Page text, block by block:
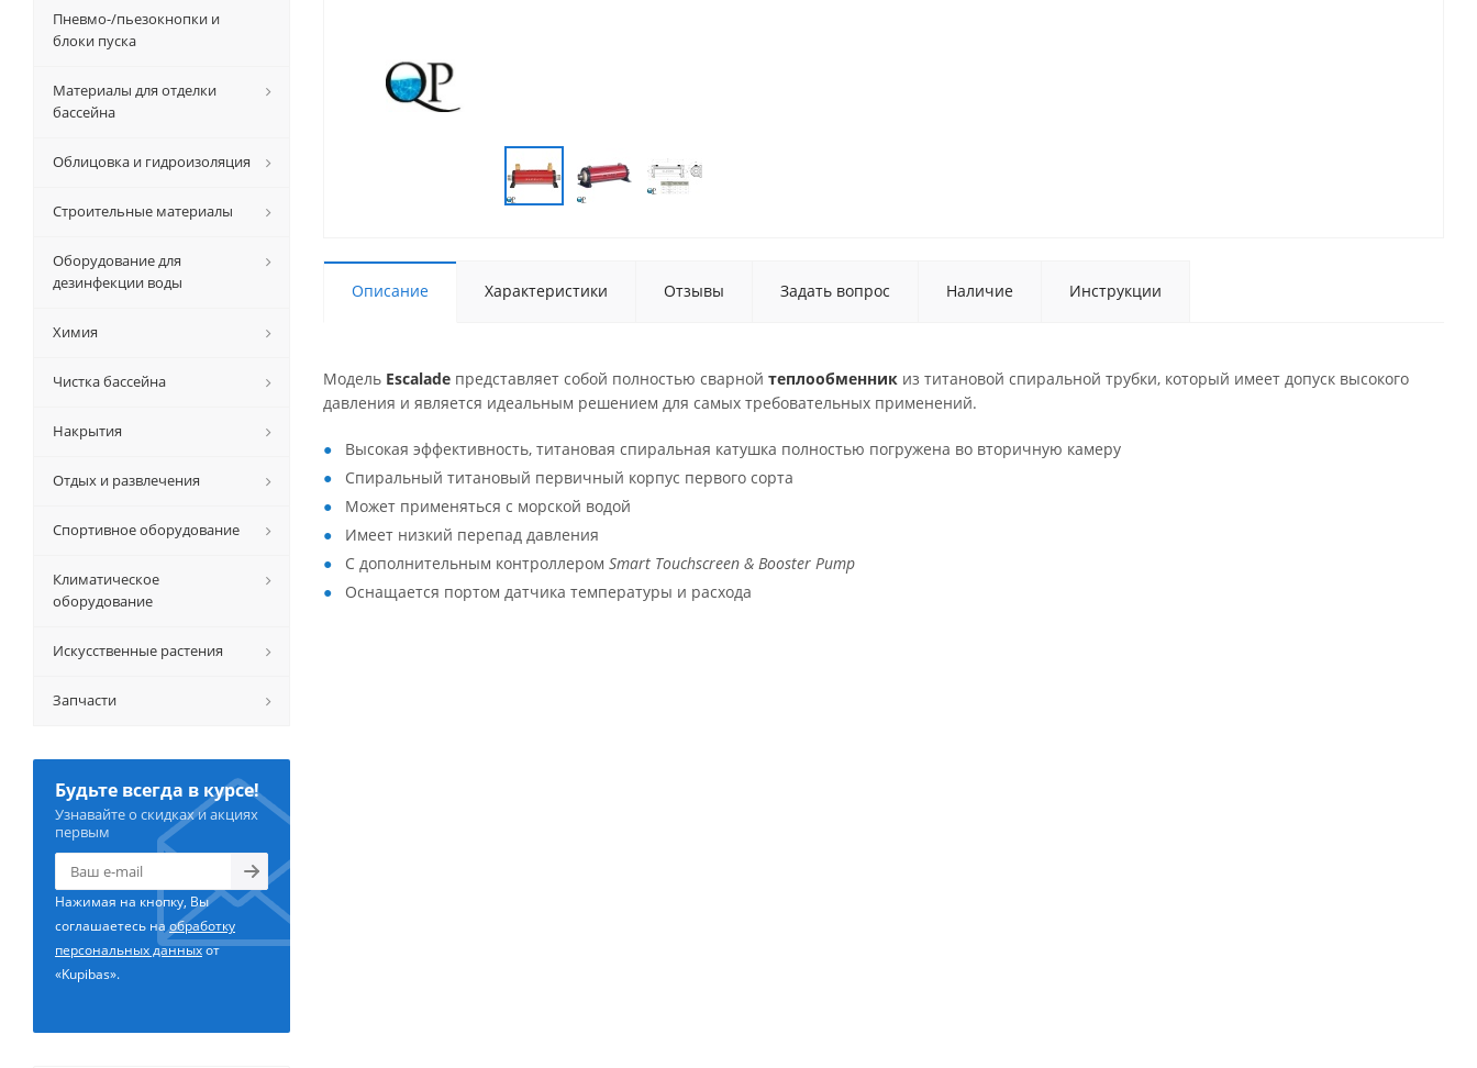
Описание Характеристики Отзывы Задать вопрос Наличие Инструкции
Модель Escalade представляет собой полностью сварной теплообменник из титановой спиральной трубки, который имеет допуск высокого
давления и является идеальным решением для самых требовательных применений.
Высокая эффективность, титановая спиральная катушка полностью погружена во вторичную камеру
Спиральный титановый первичный корпус первого сорта
Может применяться с морской водой
Имеет низкий перепад давления
С дополнительным контроллером Smart Touchscreen & Booster Pump
Оснащается портом датчика температуры и расхода
Пневмо-/пьезокнопки и
блоки пуска
Материалы для отделки
бассейна
Облицовка и гидроизоляция
Строительные материалы
Оборудование для
дезинфекции воды
Химия
Чистка бассейна
Накрытия
Отдых и развлечения
Спортивное оборудование
Климатическое
оборудование
Искусственные растения
Запчасти
Будьте всегда в курсе!
Узнавайте о скидках и акциях
первым
Нажимая на кнопку, Вы
соглашаетесь наобработку
персональных данныхот
«Kupibas».